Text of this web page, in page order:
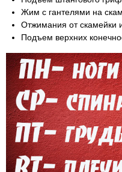
Жим с гантелями на
Отжимания от скамейки
Подъем верхних